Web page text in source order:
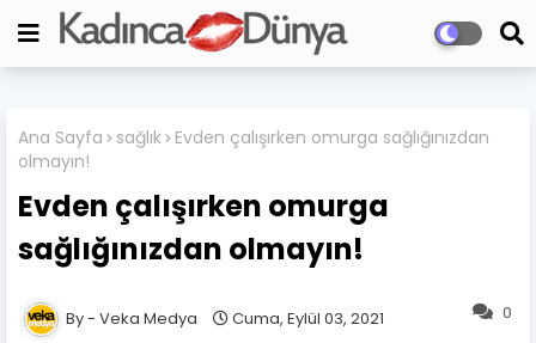
Ana Sayfa sağlık Evden çalışırken omurga sağlığınızdan
olmayın!
Evden çalışırken omurga
sağlığınızdan olmayın!
0
Veka Medya Cuma, Eylül 03, 2021